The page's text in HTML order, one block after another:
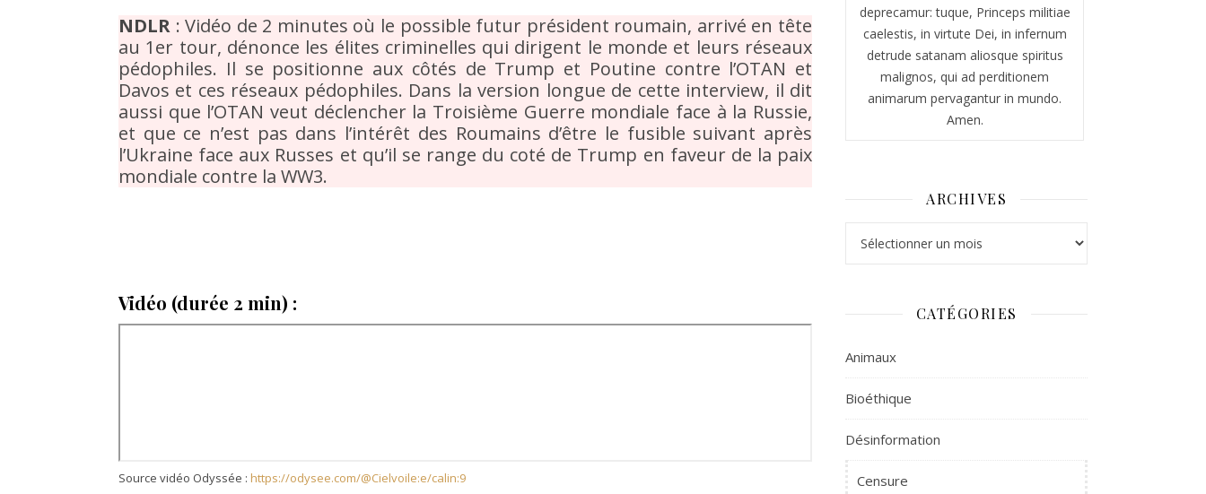
NDLR : Vidéo de 2 minutes où le possible futur président roumain, arrivé en tête
au 1er tour, dénonce les élites criminelles qui dirigent le monde et leurs réseaux
pédophiles. Il se positionne aux côtés de Trump et Poutine contre l’OTAN et
Davos et ces réseaux pédophiles. Dans la version longue de cette interview, il dit
aussi que l’OTAN veut déclencher la Troisième Guerre mondiale face à la Russie,
et que ce n’est pas dans l’intérêt des Roumains d’être le fusible suivant après
l’Ukraine face aux Russes et qu’il se range du coté de Trump en faveur de la paix
mondiale contre la WW3.
Vidéo (durée 2 min) :
Source vidéo Odyssée : https://odysee.com/@Cielvoile:e/calin:9
deprecamur: tuque, Princeps militiae
caelestis, in virtute Dei, in infernum
detrude satanam aliosque spiritus
malignos, qui ad perditionem
animarum pervagantur in mundo.
Amen.
ARCHIVES
CATÉGORIES
Animaux
Bioéthique
Désinformation
Censure